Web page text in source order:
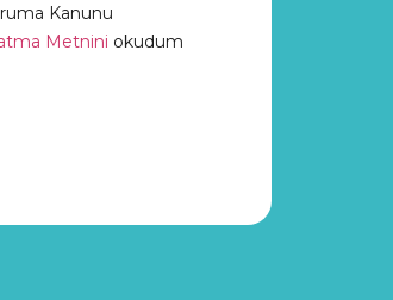
Kanunu
Metnini okudum